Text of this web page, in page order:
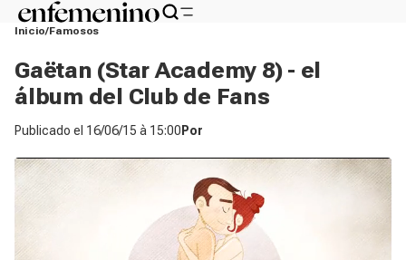
Inicio Famosos
Gaëtan (Star Academy 8) - el
álbum del Club de Fans
Publicado el 16/06/15 à 15:00 Por